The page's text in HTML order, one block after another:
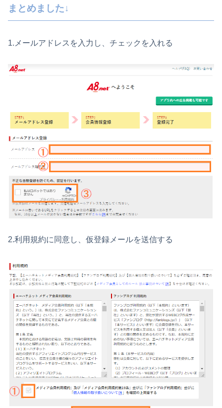
まとめました↓
1.メールアドレスを入力し、チェックを入れる
2.利用規約に同意し、仮登録メールを送信する